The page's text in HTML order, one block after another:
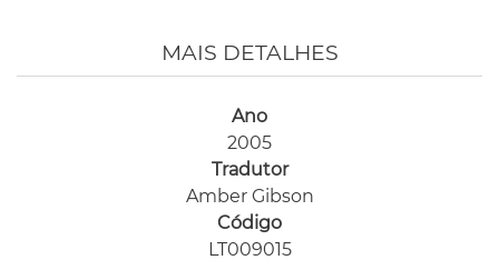
MAIS DETALHES
Ano
2005
Tradutor
Amber Gibson
Código
LT009015